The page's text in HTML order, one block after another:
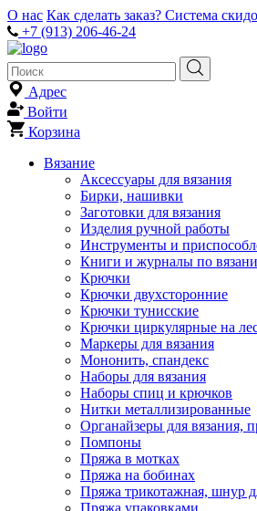
О нас Как сделать заказ? Система
+7 (913) 206-46-24
Адрес
Войти
Корзина
Вязание
Аксессуары для вязания
Бирки, нашивки
Заготовки для вязания
Изделия ручной работы
Инструменты и
Книги и журналы по
Крючки
Крючки двухсторонние
Крючки тунисские
Крючки циркулярные на
Маркеры для вязания
Мононить, спандекс
Наборы для вязания
Наборы спиц и крючков
Нитки металлизированные
Органайзеры для вязания,
Помпоны
Пряжа в мотках
Пряжа на бобинах
Пряжа трикотажная, шнур
Пряжа упаковками